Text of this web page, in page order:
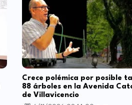
Crece polémica por posible
88 árboles en la Avenida
de Villavicencio